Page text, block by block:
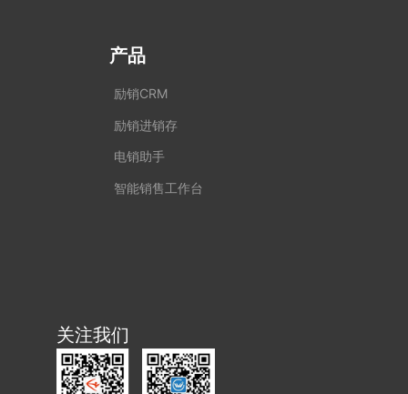
产品
励销CRM
励销进销存
电销助手
智能销售工作台
关注我们